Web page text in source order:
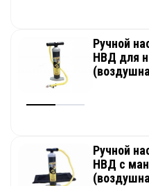
Ручной
НВД для
Ручной
НВД с